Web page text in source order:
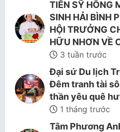
TIẾN SỸ HỒNG
SINH HẢI BÌNH
HỘI TRƯỞNG
HỮU NHƠN VỀ
3 tuần trước
Đại sứ Du lịch
Đêm tranh tài
thần yêu quê
1 tháng trước
Tâm Phương